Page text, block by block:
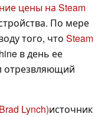
цены на Steam
По мере
того, что Steam
в день ее
отрезвляющий
Lynch)источник